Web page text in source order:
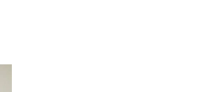
Open de galerij in vergrote weergave